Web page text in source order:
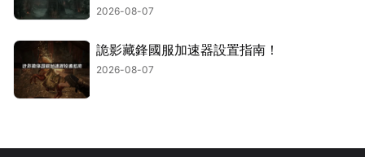
2026-08-07
詭影藏鋒國服加速器設置指南！
2026-08-07